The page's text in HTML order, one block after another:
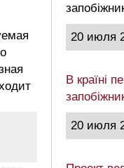
20 июля
В країні
20 июля